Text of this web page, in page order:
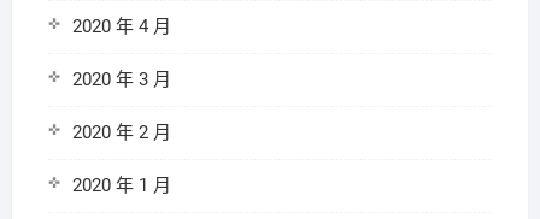
2020 年 4 月
2020 年 3 月
2020 年 2 月
2020 年 1 月